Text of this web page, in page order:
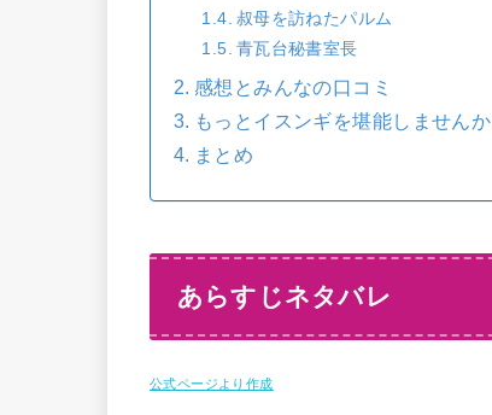
叔母を訪ねたパルム
青瓦台秘書室長
感想とみんなの口コミ
もっとイスンギを堪能しませんか
まとめ
あらすじネタバレ
公式ページより作成